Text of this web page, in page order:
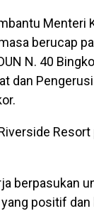
Menteri
berucap
N. 40
dan
berpasukan
positif dan